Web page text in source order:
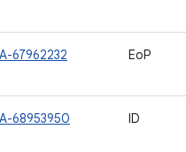
A-67962232 EoP
A-68953950 ID